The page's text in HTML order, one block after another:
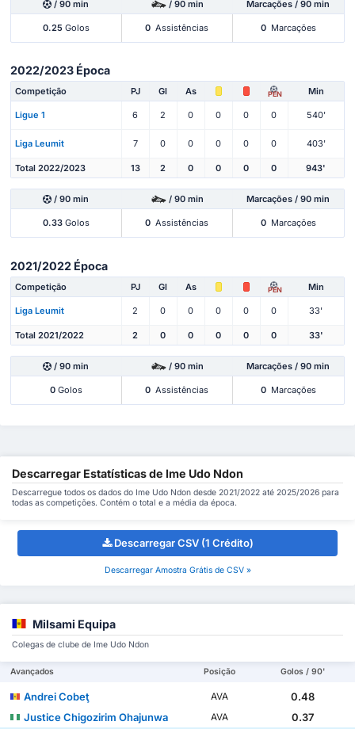
/ 90 min / 90 min Marcações / 90 min
0.25Golos 0 Assistências 0 Marcações
2022/2023 Época
Competição PJ Gl As PEN Min
Ligue 1 6 2 0 0 0 0 540'
Liga Leumit 7 0 0 0 0 0 403'
Total 2022/2023 13 2 0 0 0 0 943'
/ 90 min / 90 min Marcações / 90 min
0.33Golos 0 Assistências 0 Marcações
2021/2022 Época
Competição PJ Gl As PEN Min
Liga Leumit 2 0 0 0 0 0 33'
Total 2021/2022 2 0 0 0 0 0 33'
/ 90 min / 90 min Marcações / 90 min
0Golos 0 Assistências 0 Marcações
Descarregar Estatísticas de Ime Udo Ndon
Descarregue todos os dados do Ime Udo Ndon desde 2021/2022 até 2025/2026 para
todas as competições. Contém o total e a média da época.
Descarregar CSV (1 Crédito)
Descarregar Amostra Grátis de CSV »
Milsami Equipa
Colegas de clube de Ime Udo Ndon
Avançados Posição Golos / 90'
Andrei Cobeţ AVA
0.48
Justice Chigozirim Ohajunwa
AVA
0.37